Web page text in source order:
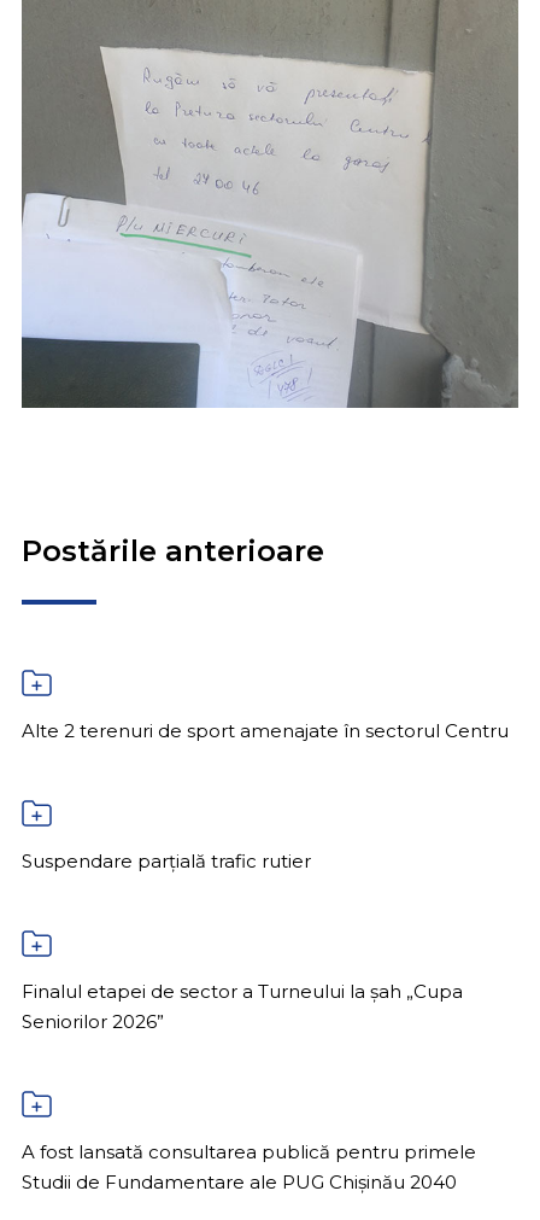
Postările anterioare
Alte 2 terenuri de sport amenajate în sectorul Centru
Suspendare parțială trafic rutier
Finalul etapei de sector a Turneului la șah „Cupa
Seniorilor 2026”
A fost lansată consultarea publică pentru primele
Studii de Fundamentare ale PUG Chișinău 2040